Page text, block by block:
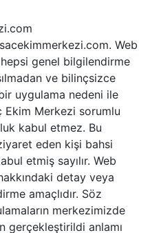
Web
genel bilgilendirme
ve bilinçsizce
uygulama nedeni ile
Ekim Merkezi sorumlu
kabul etmez. Bu
eden kişi bahsi
etmiş sayılır. Web
detay veya
amaçlıdır. Söz
merkezimizde
gerçekleştirildi anlamı